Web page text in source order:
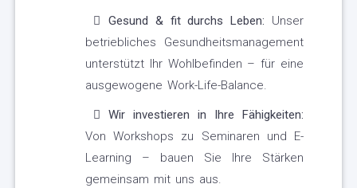
Gesund & fit durchs Leben: Unser
betriebliches Gesundheitsmanagement
unterstützt Ihr Wohlbefinden – für eine
ausgewogene Work-Life-Balance.
Wir investieren in Ihre Fähigkeiten:
Von Workshops zu Seminaren und E-
Learning – bauen Sie Ihre Stärken
gemeinsam mit uns aus.